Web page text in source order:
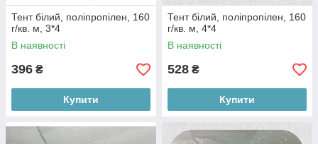
Тент білий, поліпропілен, 160
г/кв. м, 3*4
В наявності
396 ₴
Купити
Тент білий, поліпропілен, 160
г/кв. м, 4*4
В наявності
528 ₴
Купити